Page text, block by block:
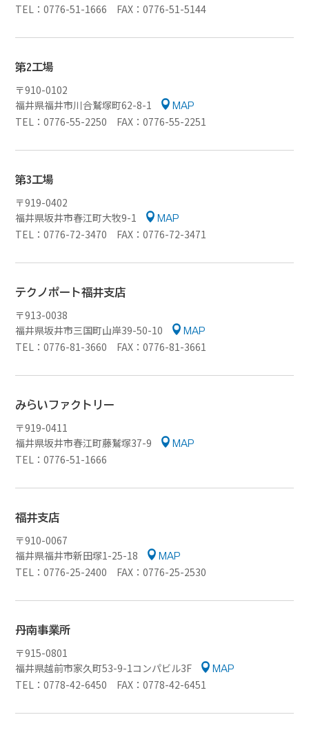
TEL：0776-51-1666 FAX：0776-51-5144
第2工場
〒910-0102
福井県福井市川合鷲塚町62-8-1
MAP
TEL：0776-55-2250 FAX：0776-55-2251
第3工場
〒919-0402
福井県坂井市春江町大牧9-1
MAP
TEL：0776-72-3470 FAX：0776-72-3471
テクノポート福井支店
〒913-0038
福井県坂井市三国町山岸39-50-10
MAP
TEL：0776-81-3660 FAX：0776-81-3661
みらいファクトリー
〒919-0411
福井県坂井市春江町藤鷲塚37-9
MAP
TEL：0776-51-1666
福井支店
〒910-0067
福井県福井市新田塚1-25-18
MAP
TEL：0776-25-2400 FAX：0776-25-2530
丹南事業所
〒915-0801
福井県越前市家久町53-9-1コンパビル3F
MAP
TEL：0778-42-6450 FAX：0778-42-6451